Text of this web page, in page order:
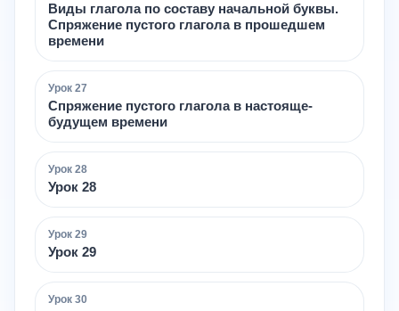
Виды глагола по составу начальной буквы.
Спряжение пустого глагола в прошедшем
времени
Урок 27
Спряжение пустого глагола в настояще-
будущем времени
Урок 28
Урок 28
Урок 29
Урок 29
Урок 30